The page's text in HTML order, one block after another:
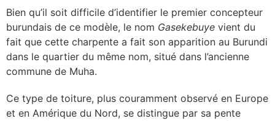
Bien qu’il soit difficile d’identifier le premier concepteur
burundais de ce modèle, le nom Gasekebuye vient du
fait que cette charpente a fait son apparition au Burundi
dans le quartier du même nom, situé dans l’ancienne
commune de Muha.
Ce type de toiture, plus couramment observé en Europe
et en Amérique du Nord, se distingue par sa pente